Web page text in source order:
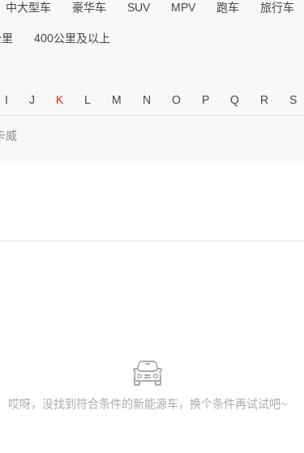
中大型车 豪华车 SUV MPV 跑车 旅行车
400公里及以上
I J K L M N O P Q R S
威
哎呀，没找到符合条件的新能源车，换个条件再试试吧~